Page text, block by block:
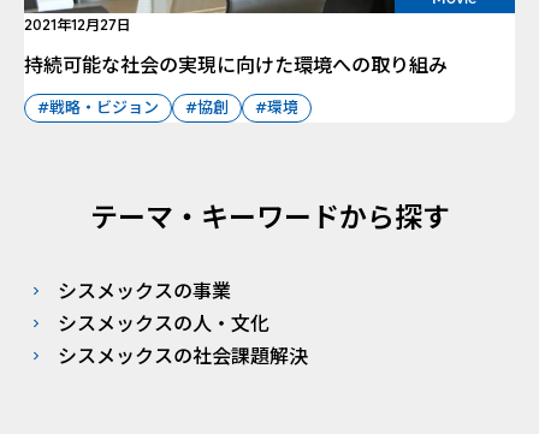
2021年12月27日
持続可能な社会の実現に向けた環境への取り組み
#戦略・ビジョン #協創 #環境
テーマ・キーワードから探す
シスメックスの事業
シスメックスの人・文化
シスメックスの社会課題解決